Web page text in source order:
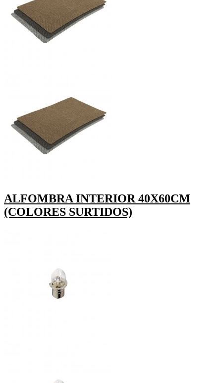
ALFOMBRA INTERIOR 40X60CM
(COLORES SURTIDOS)